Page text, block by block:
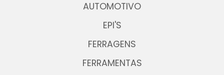
AUTOMOTIVO
EPI'S
FERRAGENS
FERRAMENTAS